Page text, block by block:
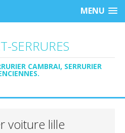
MENU
SERRURES
CAMBRAI, SERRURIER
voiture lille